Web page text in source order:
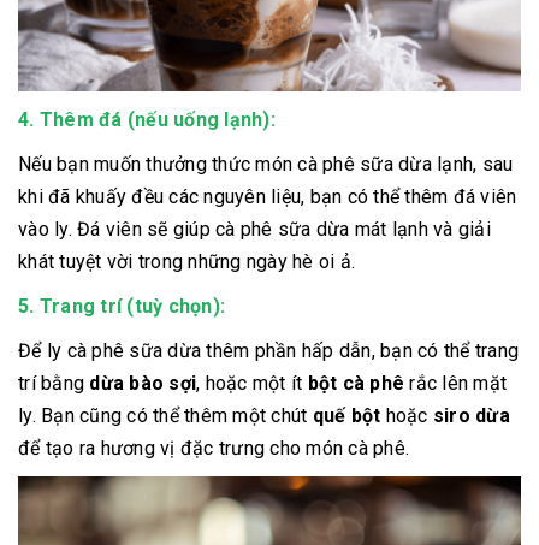
4. Thêm đá (nếu uống lạnh):
Nếu bạn muốn thưởng thức món cà phê sữa dừa lạnh, sau
khi đã khuấy đều các nguyên liệu, bạn có thể thêm đá viên
vào ly. Đá viên sẽ giúp cà phê sữa dừa mát lạnh và giải
khát tuyệt vời trong những ngày hè oi ả.
5. Trang trí (tuỳ chọn):
Để ly cà phê sữa dừa thêm phần hấp dẫn, bạn có thể trang
trí bằng dừa bào sợi, hoặc một ít bột cà phê rắc lên mặt
ly. Bạn cũng có thể thêm một chút quế bột hoặc siro dừa
để tạo ra hương vị đặc trưng cho món cà phê.